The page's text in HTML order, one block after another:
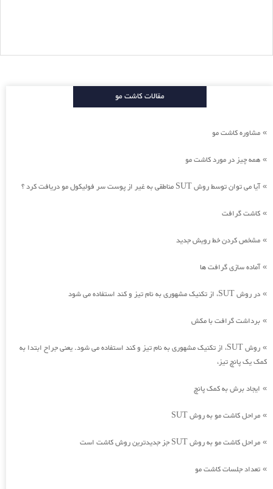
مقالات کاشت مو
» مشاوره کاشت مو
» همه چیز در مورد کاشت مو
»آیا می توان توسط روش SUT مناطقی به غیر از پوست سر فولیکول مو دریافت کرد ؟
» کاشت گرافت
» مشخص کردن خط رویش جدید
»آماده سازی گرافت ها
» در روش SUT، از تکنیک مشهوری به نام تیز و کند استفاده می شود
» برداشت گرافت با مکش
»
روش SUT، از تکنیک مشهوری به نام تیز و کند استفاده می شود. یعنی جراح ابتدا به
کمک یک پانچ تیز،
» ایجاد برش به کمک پانچ
» مراحل کاشت مو به روش SUT
» مراحل کاشت مو به روش SUT جز جدیدترین روش کاشت است
» تعداد جلسات کاشت مو